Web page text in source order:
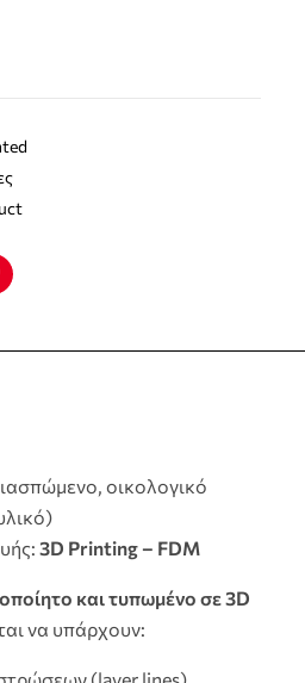
οικολογικό
3D Printing – FDM
και τυπωμένο σε 3D
να υπάρχουν: